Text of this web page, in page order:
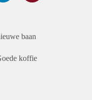
baan
koffie